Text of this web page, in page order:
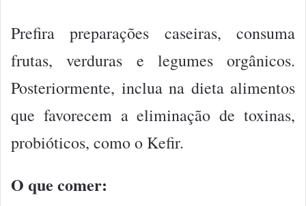
Prefira preparações caseiras, consuma
frutas, verduras e legumes orgânicos.
Posteriormente, inclua na dieta alimentos
que favorecem a eliminação de toxinas,
probióticos, como o Kefir.
O que comer: